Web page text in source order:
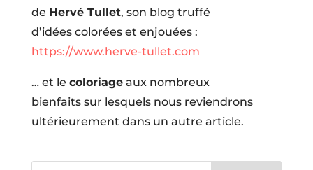
de Hervé Tullet, son blog truffé
d’idées colorées et enjouées :
https://www.herve-tullet.com
… et le coloriageaux nombreux
bienfaits sur lesquels nous reviendrons
ultérieurement dans un autre article.